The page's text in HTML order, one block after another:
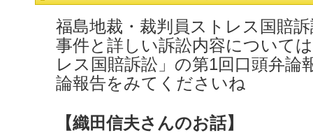
福島地裁・裁判員ストレス国賠
事件と詳しい訴訟内容について
レス国賠訴訟」の第1回口頭弁論
論報告をみてくださいね
【織田信夫さんのお話】